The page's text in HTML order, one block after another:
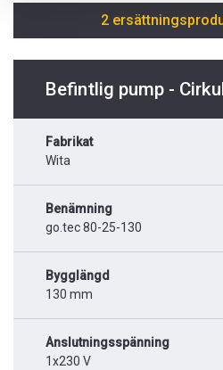
2
Befintlig pump -
Fabrikat
Wita
Benämning
go.tec 80-25-130
Bygglängd
130 mm
Anslutningsspänning
1x230 V